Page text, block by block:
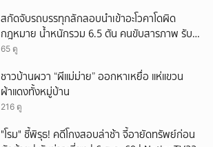
สกัดจับรถบรรทุกลักลอบนำเข้าอะโวคาโดผิด
กฎหมาย น้ำหนักรวม 6.5 ตัน คนขับสารภาพ รับ
ค่าจ้างเที่ยวละ 5,000 บาท
65 ดู
ชาวบ้านผวา “ผีแม่ม่าย” ออกหาเหยื่อ แห่แขวน
ผ้าแดงทั้งหมู่บ้าน
216 ดู
"โรม" ชี้พิรุธ! คดีโกงสอบล่าช้า จี้อายัดทรัพย์ก่อน